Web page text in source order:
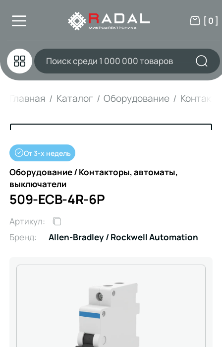
[ 0 ]
Главная Каталог Оборудование
От 3-х недель
Оборудование / Контакторы, автоматы,
выключатели
509-ECB-4R-6P
Артикул:
Бренд:
Allen-Bradley / Rockwell Automation